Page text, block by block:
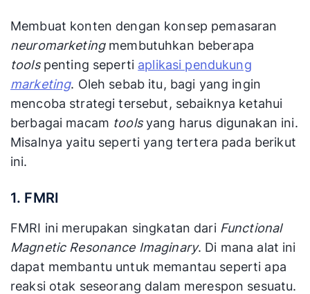
Membuat konten dengan konsep pemasaran
neuromarketing membutuhkan beberapa
toolspenting seperti aplikasi pendukung
marketing. Oleh sebab itu, bagi yang ingin
mencoba strategi tersebut, sebaiknya ketahui
berbagai macam toolsyang harus digunakan ini.
Misalnya yaitu seperti yang tertera pada berikut
ini.
1. FMRI
FMRI ini merupakan singkatan dari Functional
Magnetic Resonance Imaginary. Di mana alat ini
dapat membantu untuk memantau seperti apa
reaksi otak seseorang dalam merespon sesuatu.